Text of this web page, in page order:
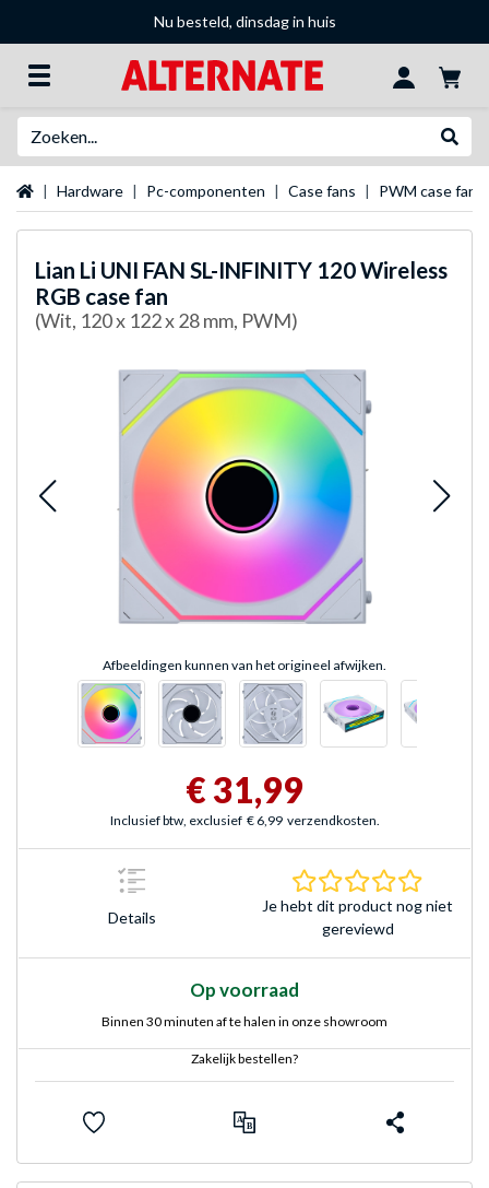
Nu besteld, dinsdag in huis
Startpagina
Hardware Pc-componenten Case fans PWM case fans
Lian Li UNI FAN SL-INFINITY 120 Wireless
RGB case fan
(Wit, 120 x 122 x 28 mm, PWM)
Afbeeldingen kunnen van het origineel afwijken.
€ 31,99
Inclusief btw, exclusief € 6,99 verzendkosten.
Details
Je hebt dit product nog niet
gereviewd
Op voorraad
Binnen 30 minuten af te halen in onze showroom
Zakelijk bestellen?